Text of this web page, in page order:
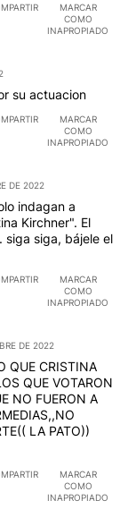
MARCAR
COMO
INAPROPIADO
su actuacion
MARCAR
COMO
INAPROPIADO
DE 2022
indagan a
Kirchner". El
siga siga, bájele el
MARCAR
COMO
INAPROPIADO
DE 2022
QUE CRISTINA
QUE VOTARON
NO FUERON A
LA PATO))
MARCAR
COMO
INAPROPIADO